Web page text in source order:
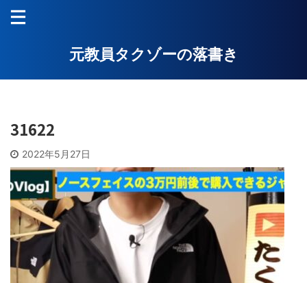
元教員タクゾーの落書き
31622
2022年5月27日